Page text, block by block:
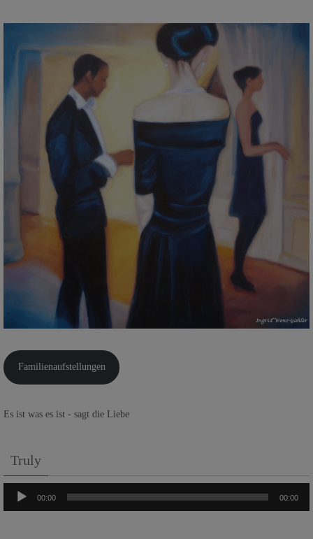
Familienaufstellungen
Es ist was es ist - sagt die Liebe
Truly
Audio-
00:00 00:00